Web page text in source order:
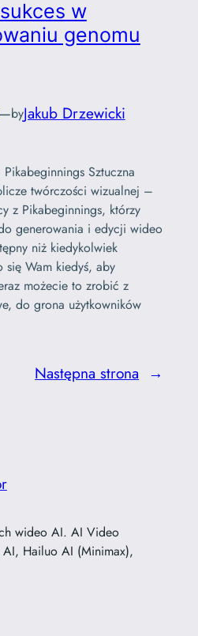
w
genomu
byJakub Drzewicki
Sztuczna
twórczości wizualnej –
z Pikabeginnings, którzy
generowania i edycji wideo
niż kiedykolwiek
się Wam kiedyś, aby
możecie to zrobić z
do grona użytkowników
Następna strona →
wideo AI. AI Video
Hailuo AI (Minimax),